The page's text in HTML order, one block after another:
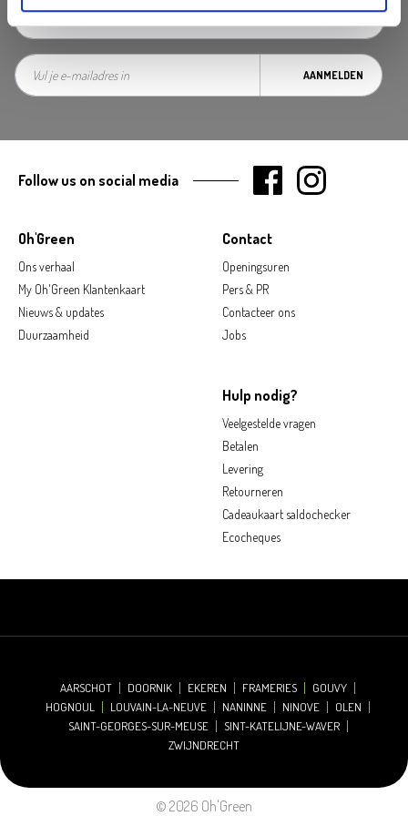
AANMELDEN
Oh'Green
Ons verhaal
My Oh'Green Klantenkaart
Nieuws & updates
Duurzaamheid
Contact
Openingsuren
Pers & PR
Contacteer ons
Jobs
Hulp nodig?
Veelgestelde vragen
Betalen
Levering
Retourneren
Cadeaukaart saldochecker
Ecocheques
Follow us on social media
AARSCHOT DOORNIK EKEREN FRAMERIES
GOUVY
HOGNOUL
LOUVAIN-LA-NEUVE NANINNE NINOVE
OLEN
SAINT-GEORGES-SUR-MEUSE
SINT-KATELIJNE-WAVER
ZWIJNDRECHT
© 2026 Oh'Green